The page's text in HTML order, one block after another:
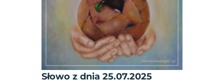
Słowo z dnia 25.07.2025